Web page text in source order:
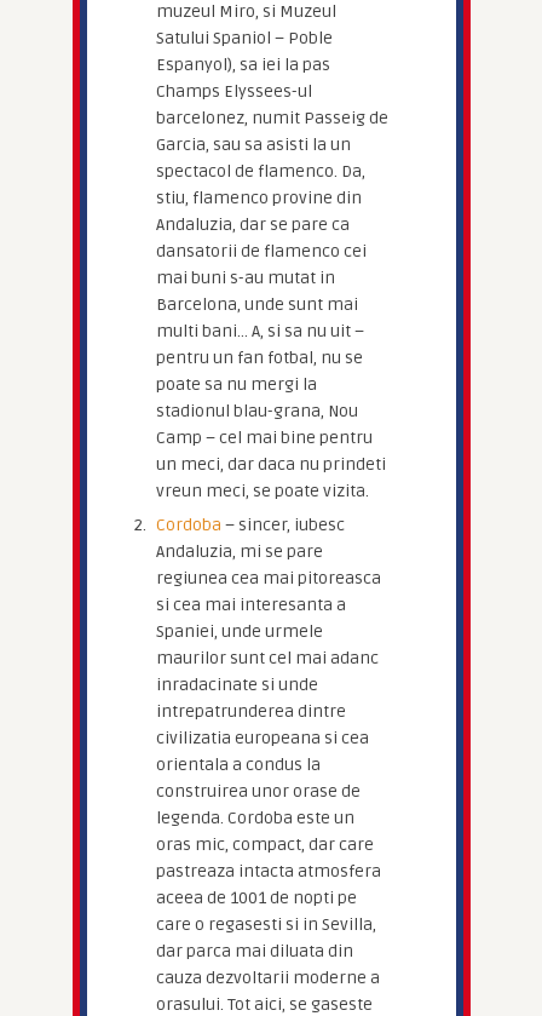
muzeul Miro, si Muzeul
Satului Spaniol – Poble
Espanyol), sa iei la pas
Champs Elyssees-ul
barcelonez, numit Passeig de
Garcia, sau sa asisti la un
spectacol de flamenco. Da,
stiu, flamenco provine din
Andaluzia, dar se pare ca
dansatorii de flamenco cei
mai buni s-au mutat in
Barcelona, unde sunt mai
multi bani… A, si sa nu uit –
pentru un fan fotbal, nu se
poate sa nu mergi la
stadionul blau-grana, Nou
Camp – cel mai bine pentru
un meci, dar daca nu prindeti
vreun meci, se poate vizita.
Cordoba – sincer, iubesc
Andaluzia, mi se pare
regiunea cea mai pitoreasca
si cea mai interesanta a
Spaniei, unde urmele
maurilor sunt cel mai adanc
inradacinate si unde
intrepatrunderea dintre
civilizatia europeana si cea
orientala a condus la
construirea unor orase de
legenda. Cordoba este un
oras mic, compact, dar care
pastreaza intacta atmosfera
aceea de 1001 de nopti pe
care o regasesti si in Sevilla,
dar parca mai diluata din
cauza dezvoltarii moderne a
orasului. Tot aici, se gaseste